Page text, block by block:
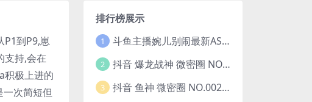
P1到P9,崽
支持,会在
积极上进的
次简短但
排行榜展示
1 斗鱼主播婉儿别闹最新ASMR钻石办卡火箭开箱视频+音频合集-47个资源打包下载 [39V-10.1GB]
2 抖音 爆龙战神 微密圈 NO.006期 【5P13V】最新至：2023.6.7(暴龙神和战龙皇)
3 抖音 鱼神 微密圈 NO.002期 【44P】(抖音鱼神微密猫)